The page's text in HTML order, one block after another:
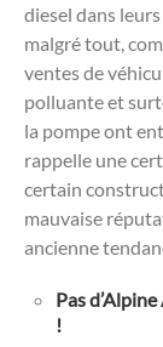
diesel dans
malgré tout,
ventes de
polluante et
la pompe ont
rappelle une
certain
mauvaise
ancienne
Pas
!